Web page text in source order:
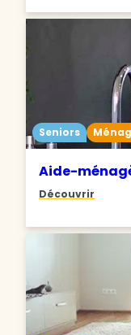
Seniors
Aide-
Découvrir